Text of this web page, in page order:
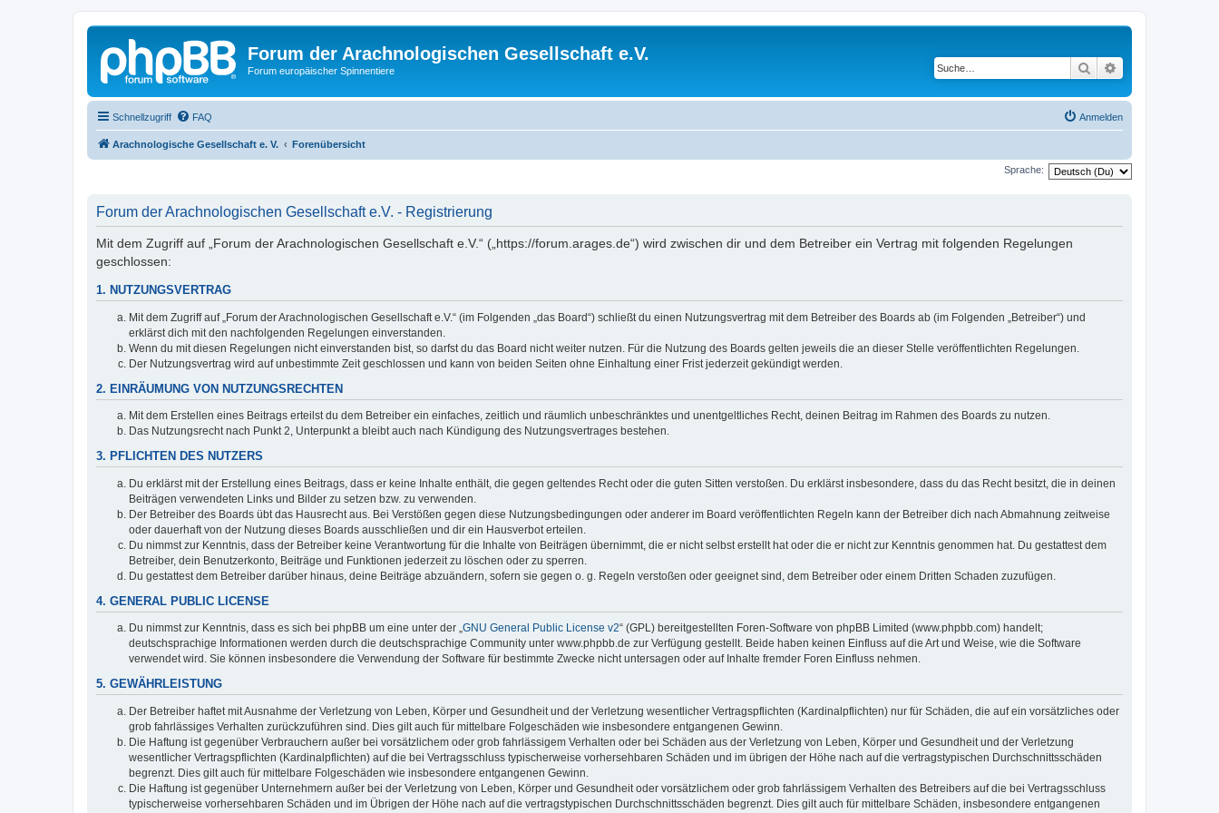
Forum der Arachnologischen Gesellschaft e.V.
Forum europäischer Spinnentiere Suche
Schnellzugriff FAQ Anmelden
Arachnologische Gesellschaft e. V. Forenübersicht
Sprache:
Forum der Arachnologischen Gesellschaft e.V. - Registrierung
Mit dem Zugriff auf „Forum der Arachnologischen Gesellschaft e.V.“ („https://forum.arages.de“) wird zwischen dir und dem Betreiber ein Vertrag mit folgenden Regelungen
geschlossen:
1. NUTZUNGSVERTRAG
Mit dem Zugriff auf „Forum der Arachnologischen Gesellschaft e.V.“ (im Folgenden „das Board“) schließt du einen Nutzungsvertrag mit dem Betreiber des Boards ab (im Folgenden „Betreiber“) und
erklärst dich mit den nachfolgenden Regelungen einverstanden.
Wenn du mit diesen Regelungen nicht einverstanden bist, so darfst du das Board nicht weiter nutzen. Für die Nutzung des Boards gelten jeweils die an dieser Stelle veröffentlichten Regelungen.
Der Nutzungsvertrag wird auf unbestimmte Zeit geschlossen und kann von beiden Seiten ohne Einhaltung einer Frist jederzeit gekündigt werden.
2. EINRÄUMUNG VON NUTZUNGSRECHTEN
Mit dem Erstellen eines Beitrags erteilst du dem Betreiber ein einfaches, zeitlich und räumlich unbeschränktes und unentgeltliches Recht, deinen Beitrag im Rahmen des Boards zu nutzen.
Das Nutzungsrecht nach Punkt 2, Unterpunkt a bleibt auch nach Kündigung des Nutzungsvertrages bestehen.
3. PFLICHTEN DES NUTZERS
Du erklärst mit der Erstellung eines Beitrags, dass er keine Inhalte enthält, die gegen geltendes Recht oder die guten Sitten verstoßen. Du erklärst insbesondere, dass du das Recht besitzt, die in deinen
Beiträgen verwendeten Links und Bilder zu setzen bzw. zu verwenden.
Der Betreiber des Boards übt das Hausrecht aus. Bei Verstößen gegen diese Nutzungsbedingungen oder anderer im Board veröffentlichten Regeln kann der Betreiber dich nach Abmahnung zeitweise
oder dauerhaft von der Nutzung dieses Boards ausschließen und dir ein Hausverbot erteilen.
Du nimmst zur Kenntnis, dass der Betreiber keine Verantwortung für die Inhalte von Beiträgen übernimmt, die er nicht selbst erstellt hat oder die er nicht zur Kenntnis genommen hat. Du gestattest dem
Betreiber, dein Benutzerkonto, Beiträge und Funktionen jederzeit zu löschen oder zu sperren.
Du gestattest dem Betreiber darüber hinaus, deine Beiträge abzuändern, sofern sie gegen o. g. Regeln verstoßen oder geeignet sind, dem Betreiber oder einem Dritten Schaden zuzufügen.
4. GENERAL PUBLIC LICENSE
Du nimmst zur Kenntnis, dass es sich bei phpBB um eine unter der „GNU General Public License v2“ (GPL) bereitgestellten Foren-Software von phpBB Limited (www.phpbb.com) handelt;
deutschsprachige Informationen werden durch die deutschsprachige Community unter www.phpbb.de zur Verfügung gestellt. Beide haben keinen Einfluss auf die Art und Weise, wie die Software
verwendet wird. Sie können insbesondere die Verwendung der Software für bestimmte Zwecke nicht untersagen oder auf Inhalte fremder Foren Einfluss nehmen.
5. GEWÄHRLEISTUNG
Der Betreiber haftet mit Ausnahme der Verletzung von Leben, Körper und Gesundheit und der Verletzung wesentlicher Vertragspflichten (Kardinalpflichten) nur für Schäden, die auf ein vorsätzliches oder
grob fahrlässiges Verhalten zurückzuführen sind. Dies gilt auch für mittelbare Folgeschäden wie insbesondere entgangenen Gewinn.
Die Haftung ist gegenüber Verbrauchern außer bei vorsätzlichem oder grob fahrlässigem Verhalten oder bei Schäden aus der Verletzung von Leben, Körper und Gesundheit und der Verletzung
wesentlicher Vertragspflichten (Kardinalpflichten) auf die bei Vertragsschluss typischerweise vorhersehbaren Schäden und im übrigen der Höhe nach auf die vertragstypischen Durchschnittsschäden
begrenzt. Dies gilt auch für mittelbare Folgeschäden wie insbesondere entgangenen Gewinn.
Die Haftung ist gegenüber Unternehmern außer bei der Verletzung von Leben, Körper und Gesundheit oder vorsätzlichem oder grob fahrlässigem Verhalten des Betreibers auf die bei Vertragsschluss
typischerweise vorhersehbaren Schäden und im Übrigen der Höhe nach auf die vertragstypischen Durchschnittsschäden begrenzt. Dies gilt auch für mittelbare Schäden, insbesondere entgangenen